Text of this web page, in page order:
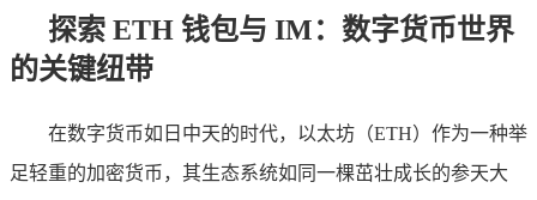
探索 ETH 钱包与 IM：数字货币世界
的关键纽带
在数字货币如日中天的时代，以太坊（ETH）作为一种举
足轻重的加密货币，其生态系统如同一棵茁壮成长的参天大